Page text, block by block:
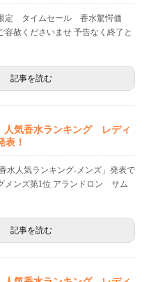
定 タイムセール 香水驚愕価
容赦くださいませ 予告なく終了と
記事を読む
気香水ランキング レディ
！
水人気ランキング-メンズ」発表で
メンズ第1位 アランドロン サム
記事を読む